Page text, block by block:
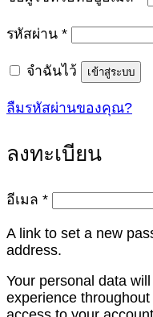
รหัสผ่าน *ต้องการ
จำฉันไว้ เข้าสู่ระบบ
ลืมรหัสผ่านของคุณ?
ลงทะเบียน
อีเมล *ต้องการ
A link to set a new
address.
Your personal data
experience